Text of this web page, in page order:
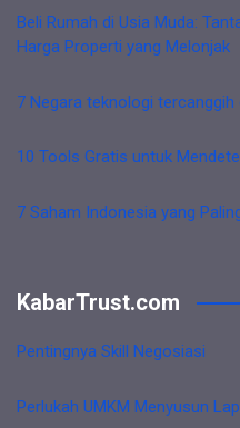
Beli Rumah di Usia Muda:
Harga Properti yang Melonjak
7 Negara teknologi tercanggih
10 Tools Gratis untuk
7 Saham Indonesia yang
KabarTrust.com
Pentingnya Skill Negosiasi
Perlukah UMKM Menyusun